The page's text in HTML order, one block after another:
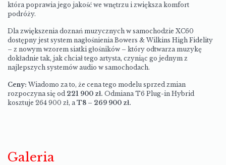
która poprawia jego jakość we wnętrzu i zwiększa komfort
podróży.
Dla zwiększenia doznań muzycznych w samochodzie XC60
dostępny jest system nagłośnienia Bowers & Wilkins High Fidelity
– z nowym wzorem siatki głośników – który odtwarza muzykę
dokładnie tak, jak chciał tego artysta, czyniąc go jednym z
najlepszych systemów audio w samochodach.
Ceny: Wiadomo za to, że cena tego modelu sprzed zmian
rozpoczyna się od 221 900 zł. Odmiana T6 Plug-in Hybrid
kosztuje 264 900 zł, a T8 – 269 900 zł.
Galeria